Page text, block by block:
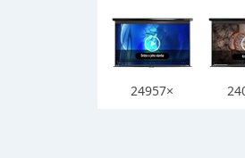
24957×